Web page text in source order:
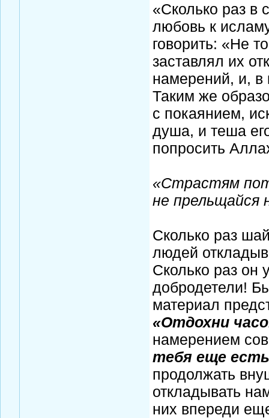
«Сколько раз в
любовь к
говорить: «Не
заставлял их
намерений, и,
Таким же
с покаянием,
душа, и теша
попросить
«Страстям
не прельщайся
Сколько раз
людей
Сколько раз он
добродетели!
материал
«Отдохни
намерением
тебя еще
продолжать
откладывать
них впереди